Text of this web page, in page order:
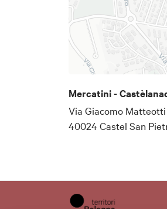
Mercatini -
Via Giacomo Matteotti
40024 Castel San